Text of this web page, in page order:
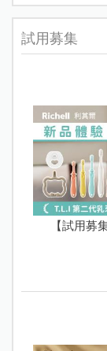
試用募集
【試用募